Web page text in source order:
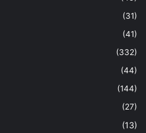
(31)
(41)
(332)
(44)
(144)
(27)
(13)